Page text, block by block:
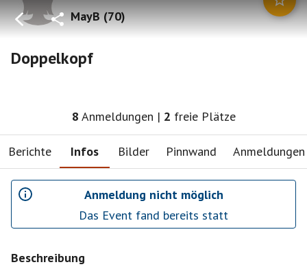
MayB(70)
Doppelkopf
8 Anmeldungen | 2 freie Plätze
Berichte Infos Bilder Pinnwand Anmeldungen
Anmeldung nicht möglich
Das Event fand bereits statt
Beschreibung